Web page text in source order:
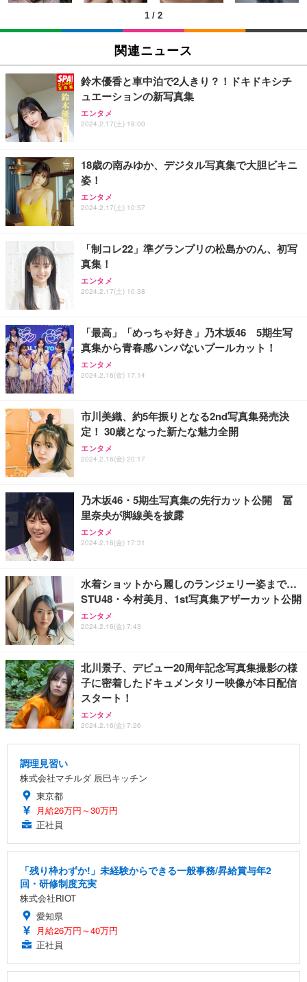
SIHOO B100 オフィスチェア／デスクチェア メッシ
ュチェア 人間工学 疲れない ブラック
￥27,999
Sezlife オフィスチェア デスクチェア 疲れない テレ
ワーク チェア 強化バックレスト 30度ロッキング機
能 人間工学 椅子 腰サポート 90度跳ね上げ式アーム
務用 おしゃれ パソコンチェア (ブラック)
Sezlife オフィスチェア デスクチェア 疲れない テレ
ワーク チェア 強化バックレスト 30度ロッキング機
能 人間工学 椅子 腰サポート 90度跳ね上げ式アーム
務用 おしゃれ パソコンチェア (ホワイト)
ANDWINT オフィスチェア デスクチェア 肘なし メ
ッシュ 通気性 ランバーサポート付き 腰サポート ガ
ス圧無段階昇降 360度回転 キャスター付き コンパク
EIZO ビジネス向けプレミアムモニター | FlexScan
￥109,572
【純正品】27"ゲーミングモニター DualSense 充電
フック付き（CFI-ZDM1J）
【整備済み品】Dell E2724HS 27インチ 液晶モニタ
ー フルHD（1920×1080）VA 非光沢 HDMI/DisplayP
ort/VGA スピーカー内蔵 高さ調整 スイベル VESA対
【MiniLED/24.5inch/280Hz/FHD】GRAPHT THE S
HOOTER Gaming Monitor 24” Essential ゲーミン
グモニター QD 24.5インチ 1ms FHD 量子ドット 残
Amazonベーシック ペットシーツ 厚型 ワイド 42枚
x2袋(84枚) ホワイト(吸収面:ライトブルー)
￥3,234
ネオ・ルーライフ ネオ・オムツ L 中型犬用 26枚入
り 単品
Smart Basic(スマートベーシック) 【Amazon.co.jp
限定】 Smart Basic アイリスオーヤマ ペットシーツ
超厚型 お徳用 ワイド 100枚入 (x 1) (ケース販売)
アイリスオーヤマ ペットシーツ 超厚型 お徳用 レギ
ュラー 200枚入【Amazon.co.jp限定】
1 / 2
関連ニュース
鈴木優香と車中泊で2人きり？！ドキドキシチ
ュエーションの新写真集
エンタメ
2024.2.17(土) 19:00
18歳の南みゆか、デジタル写真集で大胆ビキニ
姿！
エンタメ
2024.2.17(土) 10:57
「制コレ22」準グランプリの松島かのん、初写
真集！
エンタメ
2024.2.17(土) 10:38
「最高」「めっちゃ好き」乃木坂46 5期生写
真集から青春感ハンパないプールカット！
エンタメ
2024.2.16(金) 17:14
市川美織、約5年振りとなる2nd写真集発売決
定！ 30歳となった新たな魅力全開
エンタメ
2024.2.16(金) 20:17
乃木坂46・5期生写真集の先行カット公開 冨
里奈央が脚線美を披露
エンタメ
2024.2.16(金) 17:31
水着ショットから麗しのランジェリー姿まで…
STU48・今村美月、1st写真集アザーカット公開
エンタメ
2024.2.16(金) 7:43
北川景子、デビュー20周年記念写真集撮影の様
子に密着したドキュメンタリー映像が本日配信
スタート！
エンタメ
2024.2.16(金) 7:26
調理見習い
株式会社マチルダ 辰巳キッチン
東京都
月給26万円～30万円
正社員
「残り枠わずか!」未経験からできる一般事務/昇給賞与年2
回・研修制度充実
株式会社RIOT
愛知県
月給26万円～40万円
正社員